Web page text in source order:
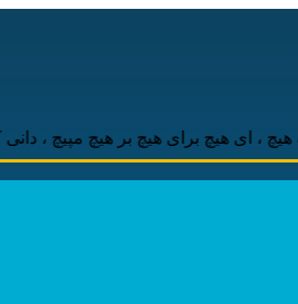
هیچ برای هیچ بر هیچ مپیچ ، دانی که